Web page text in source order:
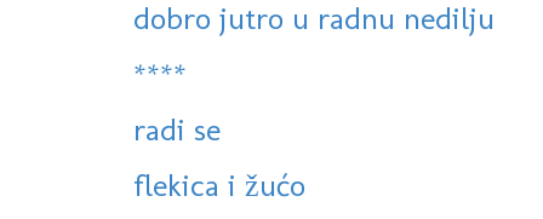
dobro jutro u radnu nedilju
****
radi se
flekica i žućo